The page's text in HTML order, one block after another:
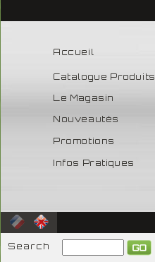
Accueil
Catalogue Produits
Le Magasin
Nouveautés
Promotions
Infos Pratiques
Search